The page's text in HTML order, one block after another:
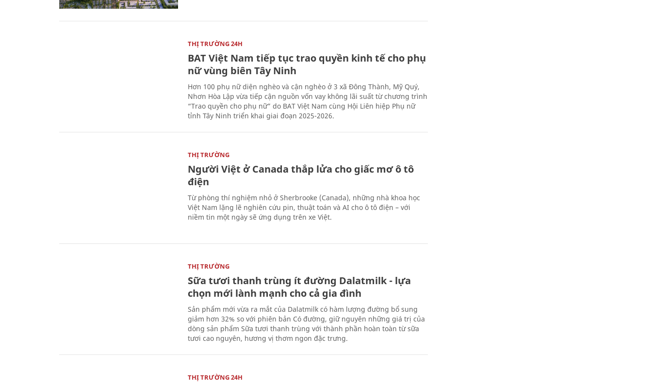
THỊ TRƯỜNG 24H
BAT Việt Nam tiếp tục trao quyền kinh tế cho phụ
nữ vùng biên Tây Ninh
Hơn 100 phụ nữ diện nghèo và cận nghèo ở 3 xã Đông Thành, Mỹ Quý,
Nhơn Hòa Lập vừa tiếp cận nguồn vốn vay không lãi suất từ chương trình
“Trao quyền cho phụ nữ” do BAT Việt Nam cùng Hội Liên hiệp Phụ nữ
tỉnh Tây Ninh triển khai giai đoạn 2025-2026.
THỊ TRƯỜNG
Người Việt ở Canada thắp lửa cho giấc mơ ô tô
điện
Từ phòng thí nghiệm nhỏ ở Sherbrooke (Canada), những nhà khoa học
Việt Nam lặng lẽ nghiên cứu pin, thuật toán và AI cho ô tô điện – với
niềm tin một ngày sẽ ứng dụng trên xe Việt.
THỊ TRƯỜNG
Sữa tươi thanh trùng ít đường Dalatmilk - lựa
chọn mới lành mạnh cho cả gia đình
Sản phẩm mới vừa ra mắt của Dalatmilk có hàm lượng đường bổ sung
giảm hơn 32% so với phiên bản Có đường, giữ nguyên những giá trị của
dòng sản phẩm Sữa tươi thanh trùng với thành phần hoàn toàn từ sữa
tươi cao nguyên, hương vị thơm ngon đặc trưng.
THỊ TRƯỜNG 24H